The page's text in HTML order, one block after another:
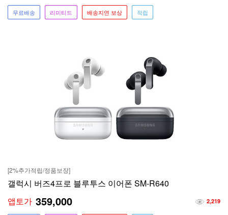
무료배송 리미티드 배송지연 보상 적립
[2%추가적립/정품보장]
갤럭시 버즈4프로 블루투스 이어폰 SM-R640
2,219
앱토가 359,000